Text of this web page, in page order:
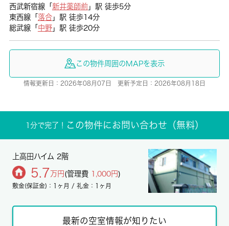
西武新宿線「 新井薬師前」駅 徒歩5分
東西線「 落合」駅 徒歩14分
総武線「 中野」駅 徒歩20分
この物件周囲のMAPを表示
情報更新日：2026年08月07日 更新予定日：2026年08月18日
1分で完了！ この物件にお問い合わせ（無料）
上高田ハイム 2階
5.7 万円 (管理費 1,000円)
敷金(保証金)：1ヶ月 / 礼金：1ヶ月
最新の空室情報が知りたい